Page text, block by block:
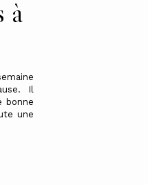
à
Il
bonne
une